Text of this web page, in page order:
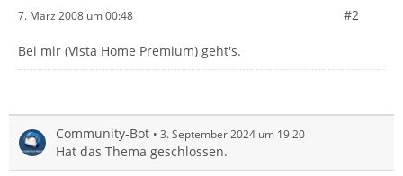
7. März 2008 um 00:48 #2
Bei mir (Vista Home Premium) geht's.
Community-Bot 3. September 2024 um 19:20
Hat das Thema geschlossen.